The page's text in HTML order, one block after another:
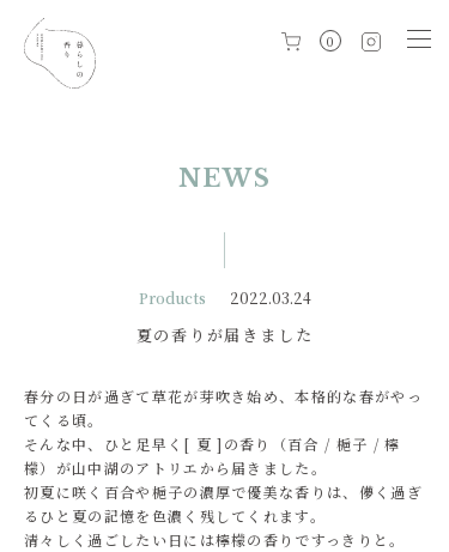
0
NEWS
Products 2022.03.24
夏の香りが届きました
春分の日が過ぎて草花が芽吹き始め、本格的な春がやっ
てくる頃。
そんな中、ひと足早く[ 夏 ]の香り（百合 / 梔子 / 檸
檬）が山中湖のアトリエから届きました。
初夏に咲く百合や梔子の濃厚で優美な香りは、儚く過ぎ
るひと夏の記憶を色濃く残してくれます。
清々しく過ごしたい日には檸檬の香りですっきりと。